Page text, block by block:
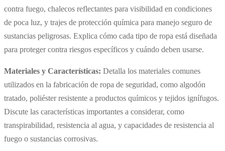
contra fuego, chalecos reflectantes para visibilidad en condiciones
de poca luz, y trajes de protección química para manejo seguro de
sustancias peligrosas. Explica cómo cada tipo de ropa está diseñada
para proteger contra riesgos específicos y cuándo deben usarse.
Materiales y Características: Detalla los materiales comunes
utilizados en la fabricación de ropa de seguridad, como algodón
tratado, poliéster resistente a productos químicos y tejidos ignífugos.
Discute las características importantes a considerar, como
transpirabilidad, resistencia al agua, y capacidades de resistencia al
fuego o sustancias corrosivas.